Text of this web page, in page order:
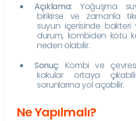
Açıklama: Yoğuşma
birikirse ve zamanla
suyun içerisinde bakteri
durum, kombiden kötü
neden olabilir.
Sonuç: Kombi ve
kokular ortaya
sorunlarına yol açabilir.
Ne Yapılmalı?